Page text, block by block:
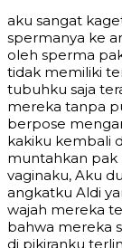
aku sangat
spermanya ke
oleh sperma
tidak memiliki
tubuhku saja
mereka tanpa
berpose
kakiku kembali
muntahkan pak
vaginaku, Aku
angkatku Aldi
wajah mereka
bahwa mereka
di pikiranku